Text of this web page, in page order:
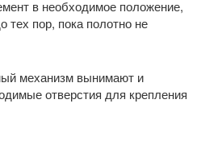
в необходимое положение,
тех пор, пока полотно не
механизм вынимают и
отверстия для крепления